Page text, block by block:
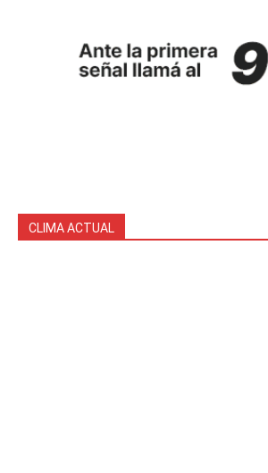
CLIMA ACTUAL